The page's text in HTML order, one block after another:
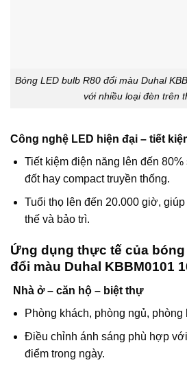
Bóng LED bulb R80 đổi màu Duhal
với nhiều loại đèn trên
Công nghệ LED hiện đại – tiết
Tiết kiệm điện năng lên đến
đốt hay compact truyền thống.
Tuổi thọ lên đến 20.000 giờ,
thế và bảo trì.
Ứng dụng thực tế của bóng
đổi màu Duhal KBBM0101
Nhà ở – căn hộ – biệt thự
Phòng khách, phòng ngủ,
Điều chỉnh ánh sáng phù hợp
điểm trong ngày.